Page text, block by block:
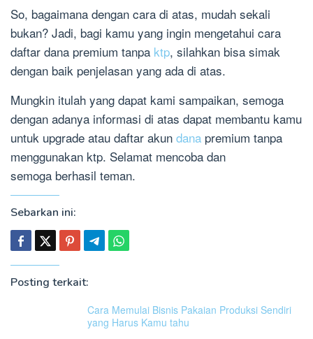
So, bagaimana dengan cara di atas, mudah sekali
bukan? Jadi, bagi kamu yang ingin mengetahui cara
daftar dana premium tanpa ktp, silahkan bisa simak
dengan baik penjelasan yang ada di atas.
Mungkin itulah yang dapat kami sampaikan, semoga
dengan adanya informasi di atas dapat membantu kamu
untuk upgrade atau daftar akun dana premium tanpa
menggunakan ktp. Selamat mencoba dan
semoga berhasil teman.
Sebarkan ini:
Posting terkait:
Cara Memulai Bisnis Pakaian Produksi Sendiri
yang Harus Kamu tahu